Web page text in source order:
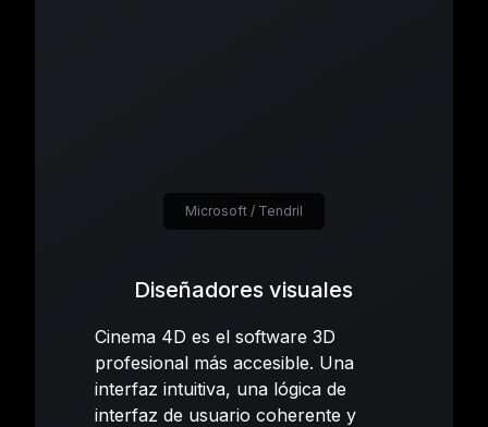
Diseñadores visuales
Cinema 4D es el software 3D
profesional más accesible. Una
interfaz intuitiva, una lógica de
interfaz de usuario coherente y
Microsoft / Tendril